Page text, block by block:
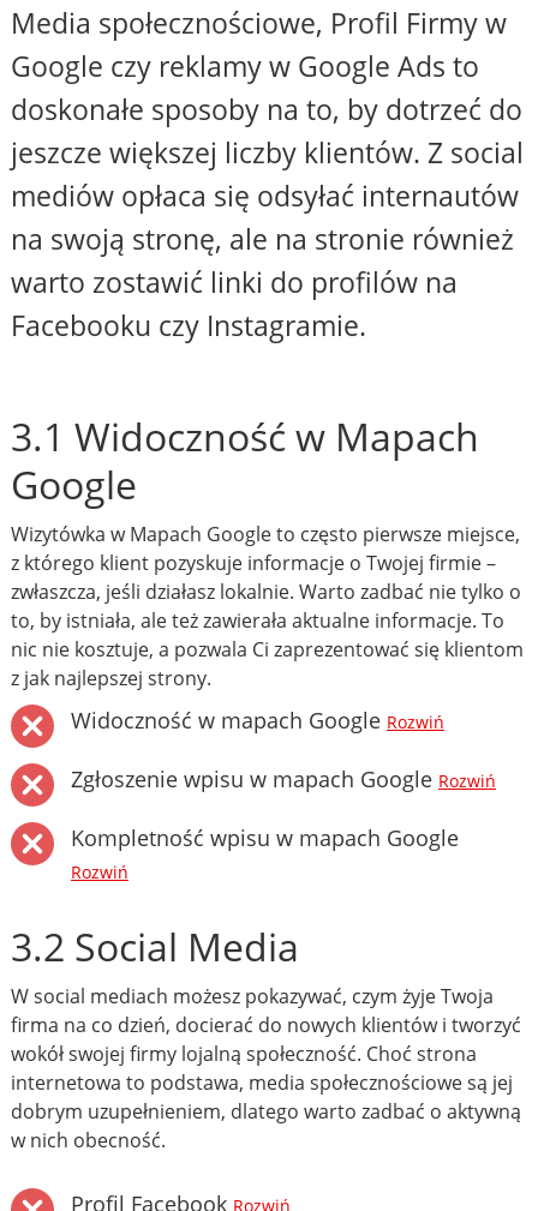
Media społecznościowe, Profil Firmy w
Google czy reklamy w Google Ads to
doskonałe sposoby na to, by dotrzeć do
jeszcze większej liczby klientów. Z social
mediów opłaca się odsyłać internautów
na swoją stronę, ale na stronie również
warto zostawić linki do profilów na
Facebooku czy Instagramie.
3.1 Widoczność w Mapach
Google
Wizytówka w Mapach Google to często pierwsze miejsce,
z którego klient pozyskuje informacje o Twojej firmie –
zwłaszcza, jeśli działasz lokalnie. Warto zadbać nie tylko o
to, by istniała, ale też zawierała aktualne informacje. To
nic nie kosztuje, a pozwala Ci zaprezentować się klientom
z jak najlepszej strony.
Widoczność w mapach Google Rozwiń
Zgłoszenie wpisu w mapach Google Rozwiń
Kompletność wpisu w mapach Google
Rozwiń
3.2 Social Media
W social mediach możesz pokazywać, czym żyje Twoja
firma na co dzień, docierać do nowych klientów i tworzyć
wokół swojej firmy lojalną społeczność. Choć strona
internetowa to podstawa, media społecznościowe są jej
dobrym uzupełnieniem, dlatego warto zadbać o aktywną
w nich obecność.
Profil Facebook